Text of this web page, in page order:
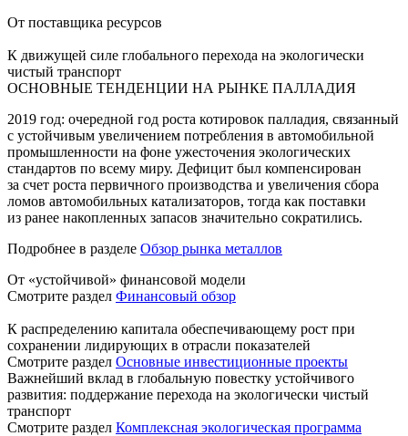
От поставщика ресурсов
К движущей силе глобального перехода на экологически
чистый транспорт
ОСНОВНЫЕ ТЕНДЕНЦИИ НА РЫНКЕ ПАЛЛАДИЯ
2019 год: очередной год роста котировок палладия, связанный
с устойчивым увеличением потребления в автомобильной
промышленности на фоне ужесточения экологических
стандартов по всему миру. Дефицит был компенсирован
за счет роста первичного производства и увеличения сбора
ломов автомобильных катализаторов, тогда как поставки
из ранее накопленных запасов значительно сократились.
Подробнее в разделе Обзор рынка металлов
От «устойчивой» финансовой модели
Смотрите раздел Финансовый обзор
К распределению капитала обеспечивающему рост при
сохранении лидирующих в отрасли показателей
Смотрите раздел Основные инвестиционные проекты
Важнейший вклад в глобальную повестку устойчивого
развития: поддержание перехода на экологически чистый
транспорт
Смотрите раздел Комплексная экологическая программа